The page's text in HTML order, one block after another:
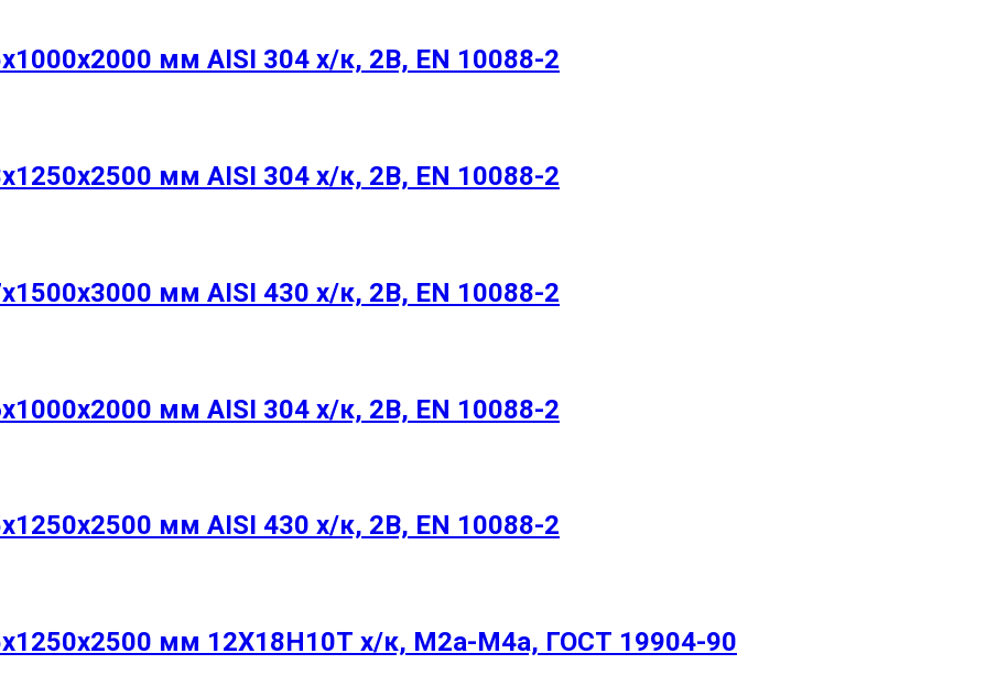
мм AISI 304 х/к, 2B, EN 10088-2
мм AISI 304 х/к, 2B, EN 10088-2
мм AISI 430 х/к, 2B, EN 10088-2
мм AISI 304 х/к, 2B, EN 10088-2
мм AISI 430 х/к, 2B, EN 10088-2
мм 12Х18Н10Т х/к, М2а-М4а, ГОСТ 19904-90